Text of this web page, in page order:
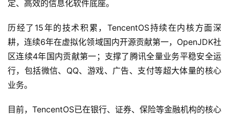
定、高效的信息化软件底座。
历经了15年的技术积累，TencentOS持续在内核方面深
耕，连续6年在虚拟化领域国内开源贡献第一，OpenJDK社
区连续4年国内贡献第一；支撑了腾讯全量业务平稳安全运
行，包括微信、QQ、游戏、广告、支付等超大体量的核心
业务。
目前，TencentOS已在银行、证券、保险等金融机构的核心